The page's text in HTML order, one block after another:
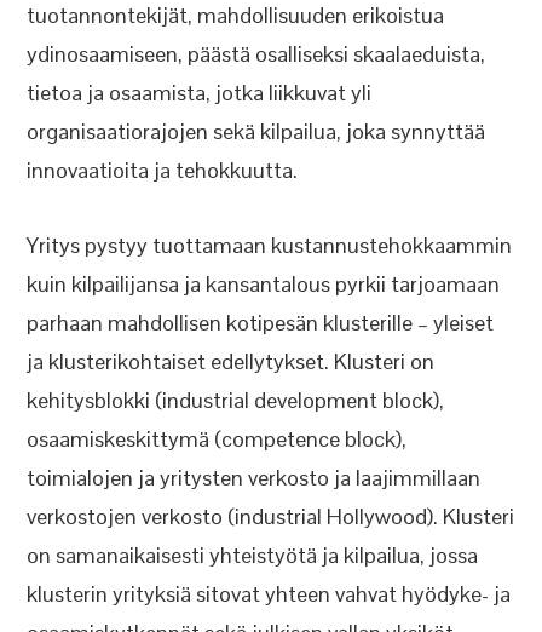
tuotannontekijät, mahdollisuuden erikoistua
ydinosaamiseen, päästä osalliseksi skaalaeduista,
tietoa ja osaamista, jotka liikkuvat yli
organisaatiorajojen sekä kilpailua, joka synnyttää
innovaatioita ja tehokkuutta.
Yritys pystyy tuottamaan kustannustehokkaammin
kuin kilpailijansa ja kansantalous pyrkii tarjoamaan
parhaan mahdollisen kotipesän klusterille – yleiset
ja klusterikohtaiset edellytykset. Klusteri on
kehitysblokki (industrial development block),
osaamiskeskittymä (competence block),
toimialojen ja yritysten verkosto ja laajimmillaan
verkostojen verkosto (industrial Hollywood). Klusteri
on samanaikaisesti yhteistyötä ja kilpailua, jossa
klusterin yrityksiä sitovat yhteen vahvat hyödyke- ja